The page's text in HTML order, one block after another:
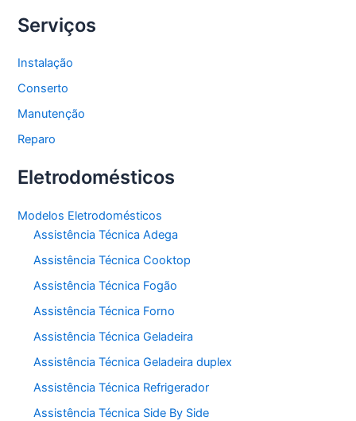
Serviços
Instalação
Conserto
Manutenção
Reparo
Eletrodomésticos
Modelos Eletrodomésticos
Assistência Técnica Adega
Assistência Técnica Cooktop
Assistência Técnica Fogão
Assistência Técnica Forno
Assistência Técnica Geladeira
Assistência Técnica Geladeira duplex
Assistência Técnica Refrigerador
Assistência Técnica Side By Side